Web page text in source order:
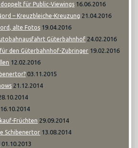
für Public-Viewings 16.06.2016
– Kreuzbleiche-Kreuzung 21.04.2016
alte Fotos 19.04.2016
Güterbahnhof 24.02.2016
den Güterbahnhof-Zubringer 19.02.2016
12.02.2016
03.11.2015
21.12.2014
16.10.2014
Früchten 29.09.2014
Schibenertor 13.08.2014
01.10.2013